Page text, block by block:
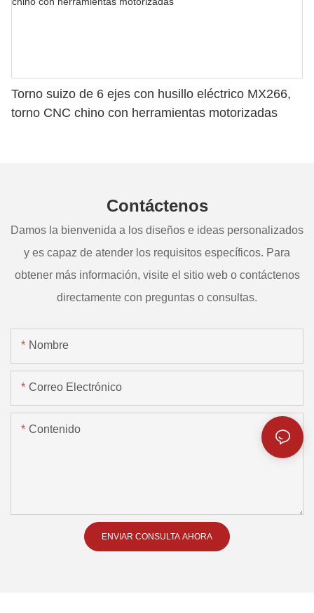
Torno suizo de 6 ejes con husillo eléctrico MX266,
torno CNC chino con herramientas motorizadas
Contáctenos
Damos la bienvenida a los diseños e ideas personalizados
y es capaz de atender los requisitos específicos. Para
obtener más información, visite el sitio web o contáctenos
directamente con preguntas o consultas.
Nombre
Correo Electrónico
Contenido
ENVIAR CONSULTA AHORA